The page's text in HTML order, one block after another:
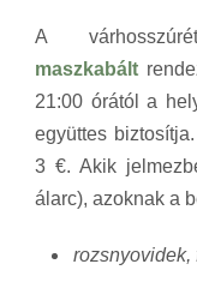
A
maszkabált
21:00 órától a
együttes
3 €. Akik
álarc), azoknak a
rozsnyovidek,